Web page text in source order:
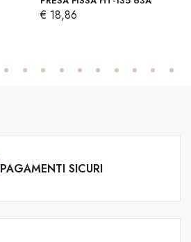
€ 18,86
PAGAMENTI SICURI